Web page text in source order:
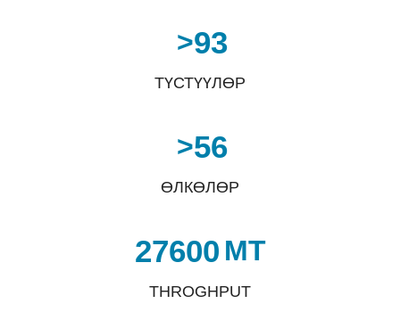
>93
ТҮСТҮҮЛӨР
>56
ӨЛКӨЛӨР
27600 MT
THROGHPUT